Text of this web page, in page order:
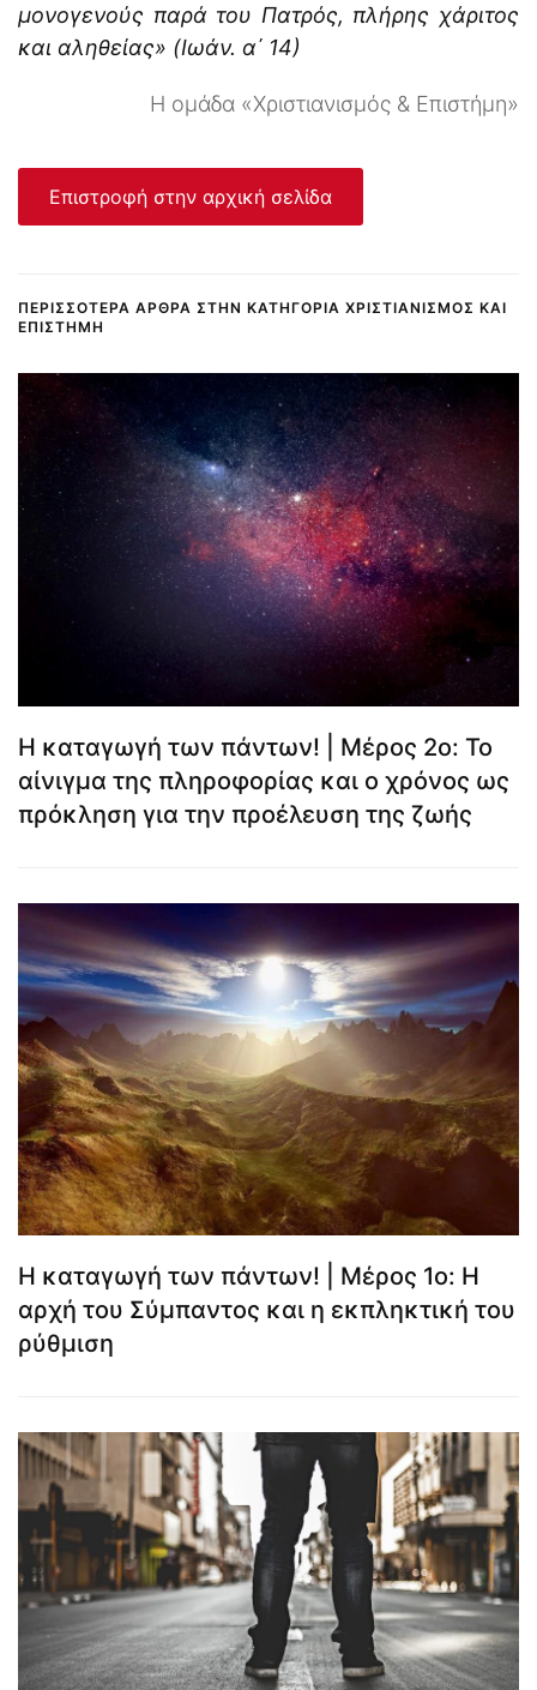
μονογενούς παρά του Πατρός, πλήρης χάριτος
και αληθείας» (Ιωάν. α΄ 14)
Η ομάδα «Χριστιανισμός & Επιστήμη»
Επιστροφή στην αρχική σελίδα
ΠΕΡΙΣΣΌΤΕΡΑ ΆΡΘΡΑ ΣΤΗΝ ΚΑΤΗΓΟΡΊΑ ΧΡΙΣΤΙΑΝΙΣΜΌΣ ΚΑΙ
ΕΠΙΣΤΉΜΗ
Η καταγωγή των πάντων! | Μέρος 2ο: Το
αίνιγμα της πληροφορίας και ο χρόνος ως
πρόκληση για την προέλευση της ζωής
Η καταγωγή των πάντων! | Μέρος 1ο: Η
αρχή του Σύμπαντος και η εκπληκτική του
ρύθμιση